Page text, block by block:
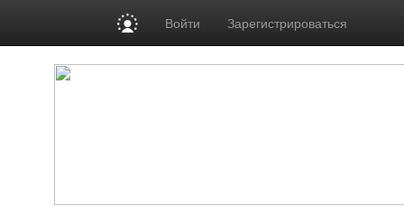
Войти Зарегистрироваться